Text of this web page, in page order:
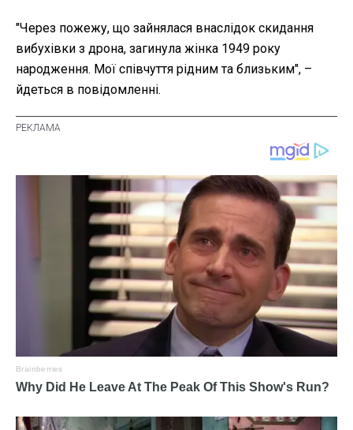
"Через пожежу, що зайнялася внаслідок скидання
вибухівки з дрона, загинула жінка 1949 року
народження. Мої співчуття рідним та близьким", –
йдеться в повідомленні.